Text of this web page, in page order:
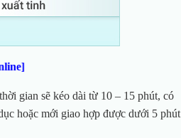
gian sẽ kéo dài từ 10 – 15 phút, có
hoặc mới giao hợp được dưới 5 phút